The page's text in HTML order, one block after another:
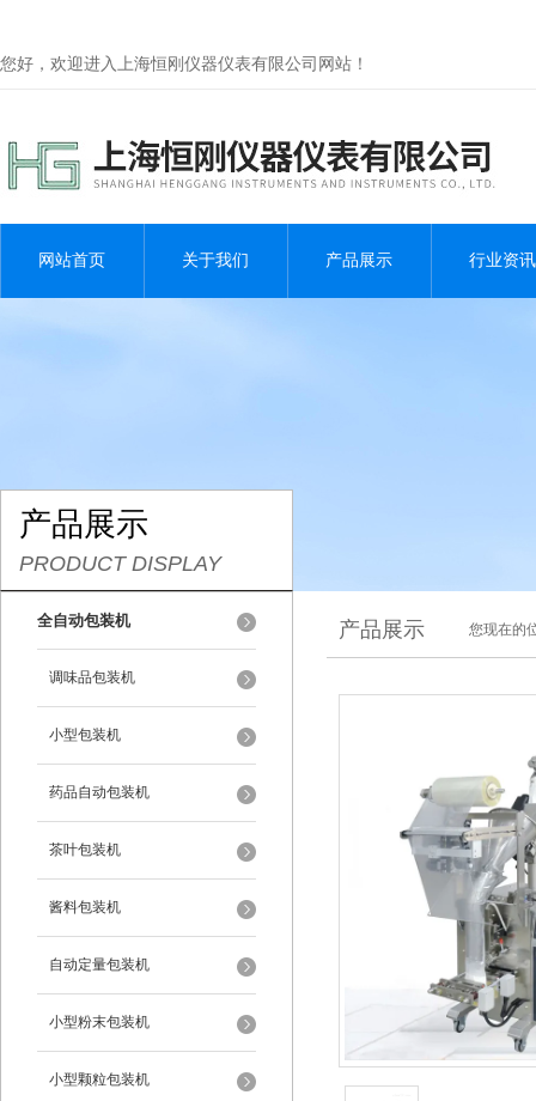
您好，欢迎进入上海恒刚仪器仪表有限公司网站！
网站首页 关于我们 产品展示 行业资讯
产品展示
PRODUCT DISPLAY
全自动包装机
调味品包装机
小型包装机
药品自动包装机
茶叶包装机
酱料包装机
自动定量包装机
小型粉末包装机
小型颗粒包装机
产品展示 您现在的